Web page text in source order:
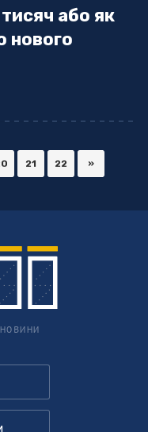
або як
нового
21 22 »
НОВИНИ